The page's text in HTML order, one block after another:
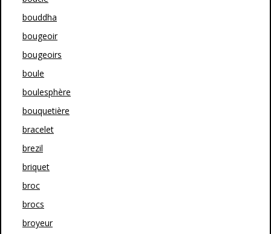
bouddha
bougeoir
bougeoirs
boule
boulesphère
bouquetière
bracelet
brezil
briquet
broc
brocs
broyeur